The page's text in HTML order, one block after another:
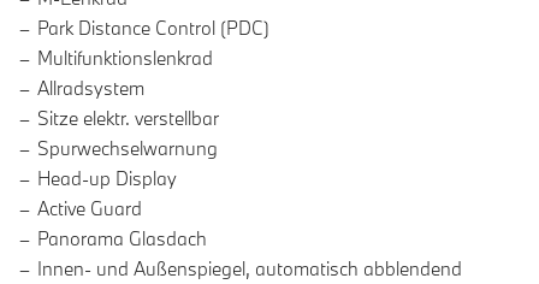
Park Distance Control (PDC)
Multifunktionslenkrad
Allradsystem
Sitze elektr. verstellbar
Spurwechselwarnung
Head-up Display
Active Guard
Panorama Glasdach
Innen- und Außenspiegel, automatisch abblendend